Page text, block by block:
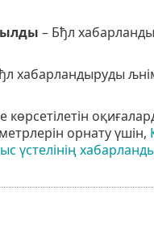
– Бђл
хабарландыруды
көрсетілетін
орнату үшін,
үстелінің